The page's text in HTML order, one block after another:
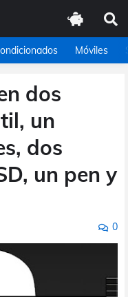
Móviles
dos
un
dos
un pen y
0